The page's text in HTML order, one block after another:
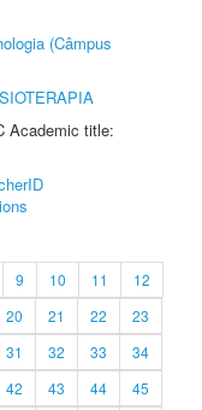
(Câmpus
Academic title:
9 10 11
12
20 21 22
23
31 32 33
34
42 43 44
45